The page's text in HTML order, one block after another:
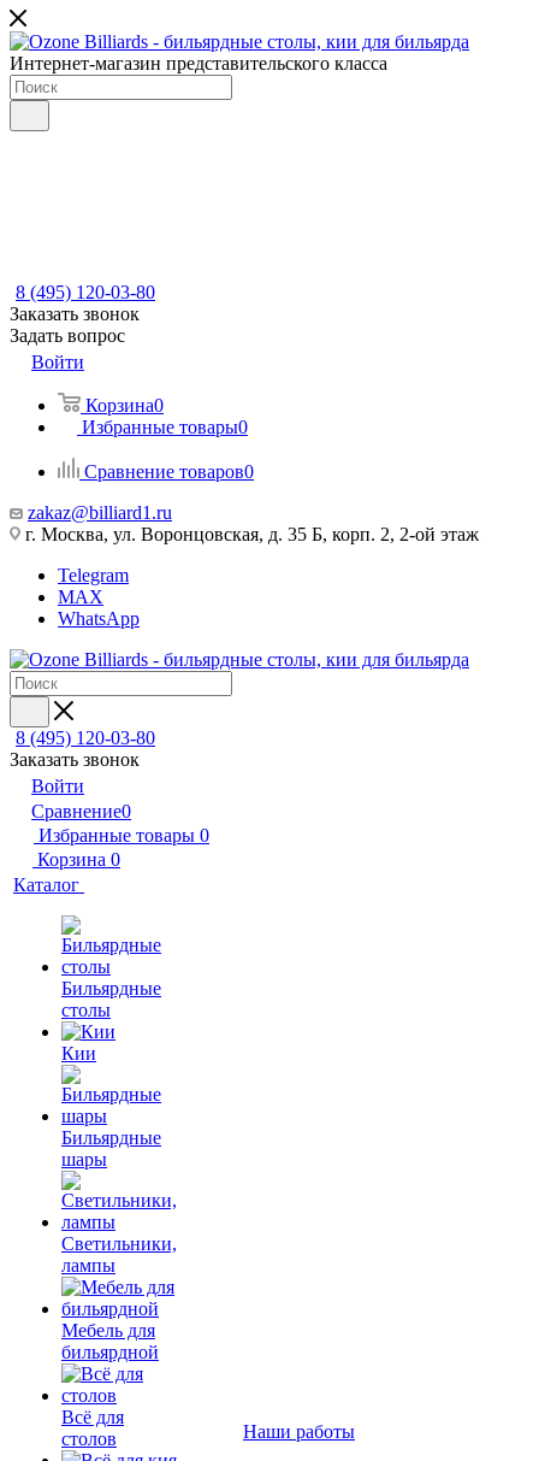
Интернет-магазин представительского класса
8 (495) 120-03-80
Заказать звонок
Задать вопрос
Войти
Корзина0
Избранные товары0
Сравнение товаров0
zakaz@billiard1.ru
г. Москва, ул. Воронцовская, д. 35 Б, корп. 2, 2-ой этаж
Telegram
MAX
WhatsApp
8 (495) 120-03-80
Заказать звонок
Войти
Сравнение0
Избранные товары 0
Корзина 0
Каталог
Бильярдные
столы
Кии
Бильярдные
шары
Светильники,
лампы
Мебель для
бильярдной
Всё для
столов
Наши работы